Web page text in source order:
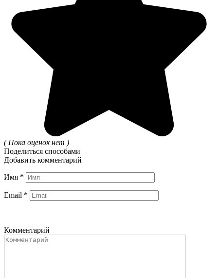
( Пока оценок нет )
Поделиться способами
Добавить комментарий
Имя *
Email *
Комментарий